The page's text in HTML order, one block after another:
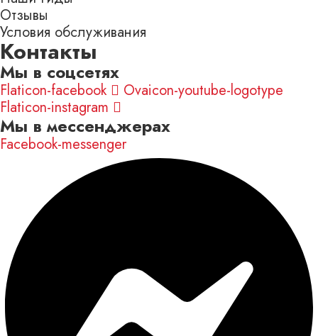
Отзывы
Условия обслуживания
Контакты
Мы в соцсетях
Flaticon-facebook
Ovaicon-youtube-logotype
Flaticon-instagram
Мы в мессенджерах
Facebook-messenger